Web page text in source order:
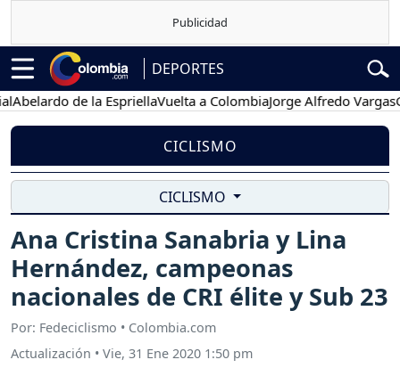
DEPORTES
de la EspriellaVuelta a ColombiaJorge Alfredo Vargas
CICLISMO
CICLISMO
Ana Cristina Sanabria y Lina
Hernández, campeonas
nacionales de CRI élite y Sub 23
Por: Fedeciclismo • Colombia.com
Actualización • Vie, 31 Ene 2020 1:50 pm